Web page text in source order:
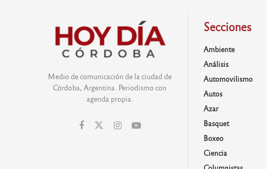
Medio de comunicación de la ciudad de
Córdoba, Argentina. Periodismo con
agenda propia.
Secciones
Ambiente
Análisis
Automovilismo
Autos
Azar
Basquet
Boxeo
Ciencia